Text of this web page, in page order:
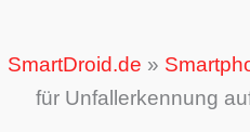
SmartDroid.de »
für Unfallerkennung